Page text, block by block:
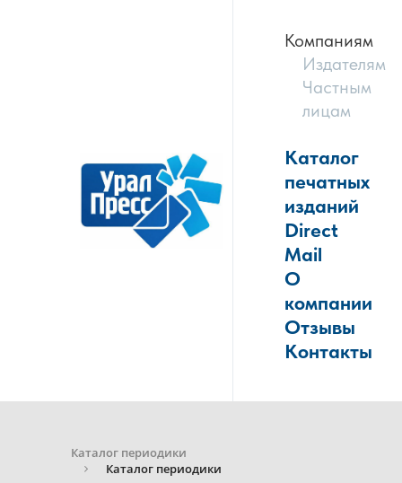
Компаниям
Издателям
Частным
лицам
Каталог
печатных
изданий
Direct
Mail
О
компании
Отзывы
Контакты
Каталог периодики
Каталог периодики